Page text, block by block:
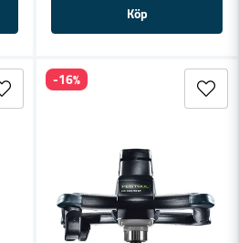
Köp
-16%